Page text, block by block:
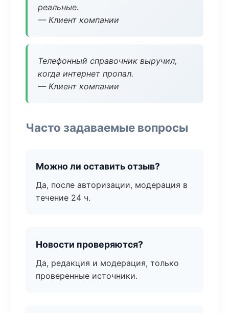
реальные.
— Клиент компании
Телефонный справочник выручил,
когда интернет пропал.
— Клиент компании
Часто задаваемые вопросы
Можно ли оставить отзыв?
Да, после авторизации, модерация в
течение 24 ч.
Новости проверяются?
Да, редакция и модерация, только
проверенные источники.